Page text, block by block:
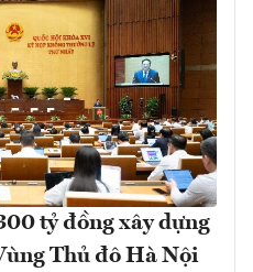
tỷ đồng xây dựng
Thủ đô Hà Nội